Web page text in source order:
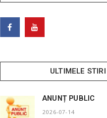
ULTIMELE STIRI
ANUNȚ PUBLIC
2026-07-14